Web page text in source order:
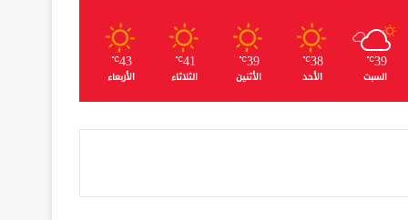
39
℃
السبت
38
℃
الأحد
39
℃
الأثنين
41
℃
الثلاثاء
43
℃
الأربعاء